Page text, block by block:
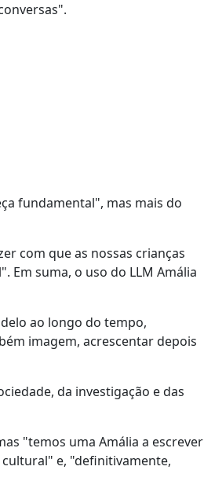
fundamental", mas mais do
com que as nossas crianças
suma, o uso do LLM Amália
ao longo do tempo,
imagem, acrescentar depois
da investigação e das
"temos uma Amália a escrever
e, "definitivamente,